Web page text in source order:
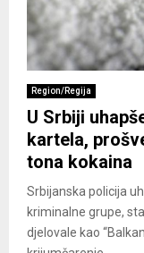
Region/Regija
U Srbiji
kartela,
tona kokaina
Srbijanska policija
kriminalne grupe,
djelovale kao